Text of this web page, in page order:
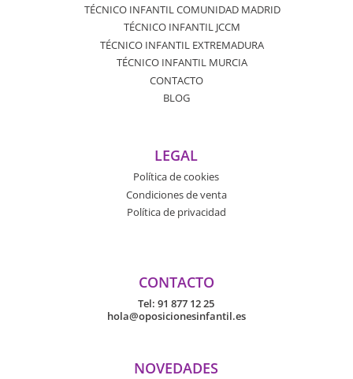
TÉCNICO INFANTIL COMUNIDAD MADRID
TÉCNICO INFANTIL JCCM
TÉCNICO INFANTIL EXTREMADURA
TÉCNICO INFANTIL MURCIA
CONTACTO
BLOG
LEGAL
Política de cookies
Condiciones de venta
Política de privacidad
CONTACTO
Tel:91 877 12 25
hola@oposicionesinfantil.es
NOVEDADES